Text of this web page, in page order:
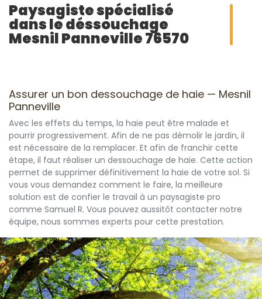
Paysagiste spécialisé
dans le déssouchage
Mesnil Panneville 76570
Assurer un bon dessouchage de haie — Mesnil
Panneville
Avec les effets du temps, la haie peut être malade et
pourrir progressivement. Afin de ne pas démolir le jardin, il
est nécessaire de la remplacer. Et afin de franchir cette
étape, il faut réaliser un dessouchage de haie. Cette action
permet de supprimer définitivement la haie de votre sol. Si
vous vous demandez comment le faire, la meilleure
solution est de confier le travail à un paysagiste pro
comme Samuel R. Vous pouvez aussitôt contacter notre
équipe, nous sommes experts pour cette prestation.